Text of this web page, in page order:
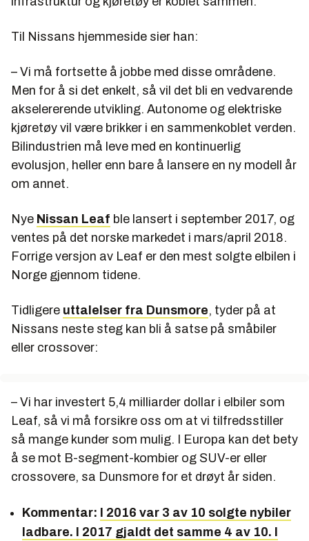
Til Nissans hjemmeside sier han:
– Vi må fortsette å jobbe med disse områdene.
Men for å si det enkelt, så vil det bli en vedvarende
akselererende utvikling. Autonome og elektriske
kjøretøy vil være brikker i en sammenkoblet verden.
Bilindustrien må leve med en kontinuerlig
evolusjon, heller enn bare å lansere en ny modell år
om annet.
Nye Nissan Leaf ble lansert i september 2017, og
ventes på det norske markedet i mars/april 2018.
Forrige versjon av Leaf er den mest solgte elbilen i
Norge gjennom tidene.
Tidligere uttalelser fra Dunsmore, tyder på at
Nissans neste steg kan bli å satse på småbiler
eller crossover:
– Vi har investert 5,4 milliarder dollar i elbiler som
Leaf, så vi må forsikre oss om at vi tilfredsstiller
så mange kunder som mulig. I Europa kan det bety
å se mot B-segment-kombier og SUV-er eller
crossovere, sa Dunsmore for et drøyt år siden.
Kommentar:
I 2016 var 3 av 10 solgte nybiler
ladbare. I 2017 gjaldt det samme 4 av 10. I